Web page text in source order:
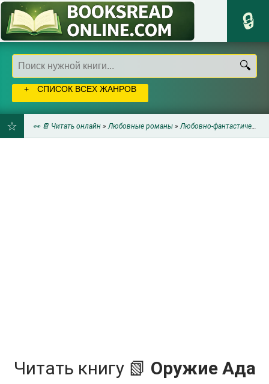
СПИСОК ВСЕХ ЖАНРОВ
👀 📔 Читать онлайн »Любовные романы »Любовно-фантастические романы
Читать книгу 📗 Оружие Ада